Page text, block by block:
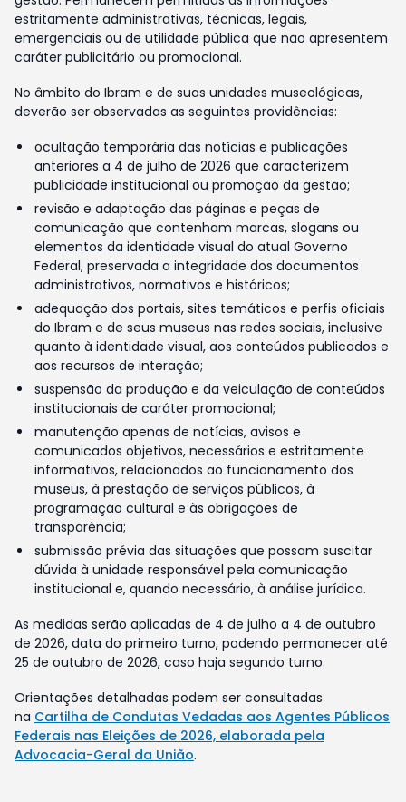
estritamente administrativas, técnicas, legais,
emergenciais ou de utilidade pública que não apresentem
caráter publicitário ou promocional.
No âmbito do Ibram e de suas unidades museológicas,
deverão ser observadas as seguintes providências:
ocultação temporária das notícias e publicações
anteriores a 4 de julho de 2026 que caracterizem
publicidade institucional ou promoção da gestão;
revisão e adaptação das páginas e peças de
comunicação que contenham marcas, slogans ou
elementos da identidade visual do atual Governo
Federal, preservada a integridade dos documentos
administrativos, normativos e históricos;
adequação dos portais, sites temáticos e perfis oficiais
do Ibram e de seus museus nas redes sociais, inclusive
quanto à identidade visual, aos conteúdos publicados e
aos recursos de interação;
suspensão da produção e da veiculação de conteúdos
institucionais de caráter promocional;
manutenção apenas de notícias, avisos e
comunicados objetivos, necessários e estritamente
informativos, relacionados ao funcionamento dos
museus, à prestação de serviços públicos, à
programação cultural e às obrigações de
transparência;
submissão prévia das situações que possam suscitar
dúvida à unidade responsável pela comunicação
institucional e, quando necessário, à análise jurídica.
As medidas serão aplicadas de 4 de julho a 4 de outubro
de 2026, data do primeiro turno, podendo permanecer até
25 de outubro de 2026, caso haja segundo turno.
Orientações detalhadas podem ser consultadas
na Cartilha de Condutas Vedadas aos Agentes Públicos
Federais nas Eleições de 2026, elaborada pela
Advocacia-Geral da União.